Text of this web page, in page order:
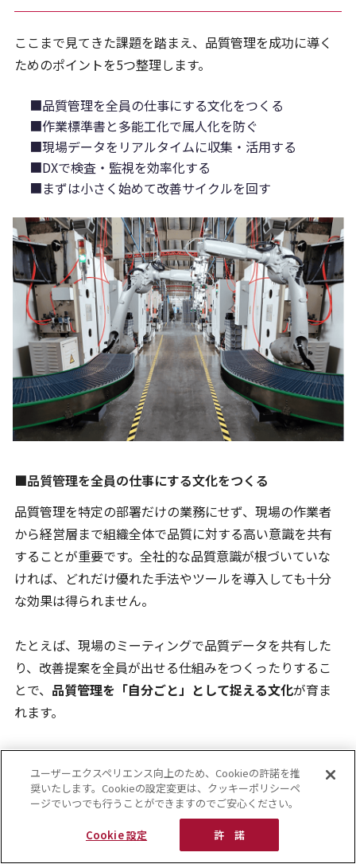
ここまで見てきた課題を踏まえ、品質管理を成功に導く
ためのポイントを5つ整理します。
■品質管理を全員の仕事にする文化をつくる
■作業標準書と多能工化で属人化を防ぐ
■現場データをリアルタイムに収集・活用する
■DXで検査・監視を効率化する
■まずは小さく始めて改善サイクルを回す
■品質管理を全員の仕事にする文化をつくる
品質管理を特定の部署だけの業務にせず、現場の作業者
から経営層まで組織全体で品質に対する高い意識を共有
することが重要です。全社的な品質意識が根づいていな
ければ、どれだけ優れた手法やツールを導入しても十分
な効果は得られません。
たとえば、現場のミーティングで品質データを共有した
り、改善提案を全員が出せる仕組みをつくったりするこ
とで、 品質管理を「自分ごと」として捉える文化が育ま
れます。
データに基づく意思決定と改善活動を日常的に実践し、
品質管理を組織全体の共通基盤として定着させていくこ
とが大切です。
■作業標準書と多能工化で属人化を防ぐ
ユーザーエクスペリエンス向上のため、Cookieの許諾を推
奨いたします。Cookieの設定変更は、クッキーポリシーペ
ージでいつでも行うことができますのでご安心ください。
Cookie 設定 許 諾